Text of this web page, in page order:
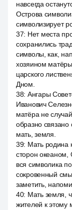
навсегда
Острова
символизирует
37: Нет места
сохранились
символы, как,
хозяином
царского
Дном.
38: Ангары
Иванович
матёра не
образно
мать, земля.
39: Мать родина
сторон океаном,
вся символика
сокровенный
заметить,
40: Мать земля,
жителей к этому